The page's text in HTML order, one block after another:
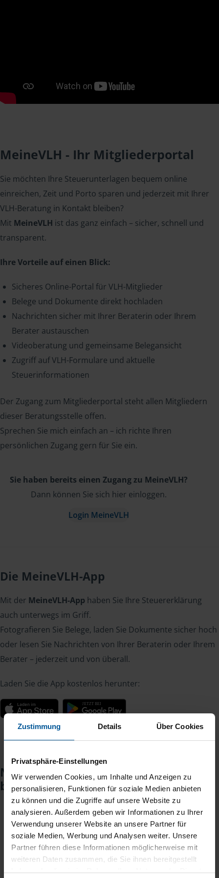
Zustimmung Details Über Cookies
Privatsphäre-Einstellungen
Wir verwenden Cookies, um Inhalte und Anzeigen zu
personalisieren, Funktionen für soziale Medien anbieten
zu können und die Zugriffe auf unsere Website zu
analysieren. Außerdem geben wir Informationen zu Ihrer
Verwendung unserer Website an unsere Partner für
soziale Medien, Werbung und Analysen weiter. Unsere
Partner führen diese Informationen möglicherweise mit
weiteren Daten zusammen, die Sie ihnen bereitgestellt
haben oder die sie im Rahmen Ihrer Nutzung der Dienste
MeineVLH - Ihr Mitgliederportal
Sie möchten Ihre Steuerunterlagen bequem online
einreichen, Zeit und Porto sparen und jederzeit mit Ihrer
VLH-Beratung in Kontakt bleiben?
Mit MeineVLH ist das ganz einfach – sicher, schnell und
transparent.
Ihre Vorteile auf einen Blick:
Sicheres Online-Portal für VLH-Mitglieder
Belege und Dokumente direkt hochladen
Nachrichten sicher mit Ihrer Beraterin oder Ihrem
Berater austauschen
Videoberatung und gemeinsame Belegansicht
Zugriff auf VLH-Formulare und aktuelle
Steuerinformationen
Der Zugang zum Mitgliederportal steht allen Mitgliedern
dieser Beratungsstelle offen.
Sprechen Sie mich einfach an – ich richte Ihren
persönlichen Zugang gern für Sie ein.
Sie haben bereits einen Zugang zu MeineVLH?
Dann können Sie sich hier einloggen.
Login MeineVLH
Die MeineVLH-App
Mit der MeineVLH-App haben Sie Ihre Steuererklärung
auch unterwegs im Griff.
Fotografieren Sie Belege, laden Sie Dokumente sicher hoch
oder lesen Sie Nachrichten von Ihrer Beraterin oder Ihrem
Berater – jederzeit und von überall.
Laden Sie die App kostenlos herunter:
Noch keinen Zugang? So einfach
beantragen Sie ihn.
1
Sie teilen mir mit, dass Sie MeineVLH nutzen
wollen.
2 Sie bekommen eine E-Mail mit Ihren Zugangsdaten
und einem Aktivierungslink.